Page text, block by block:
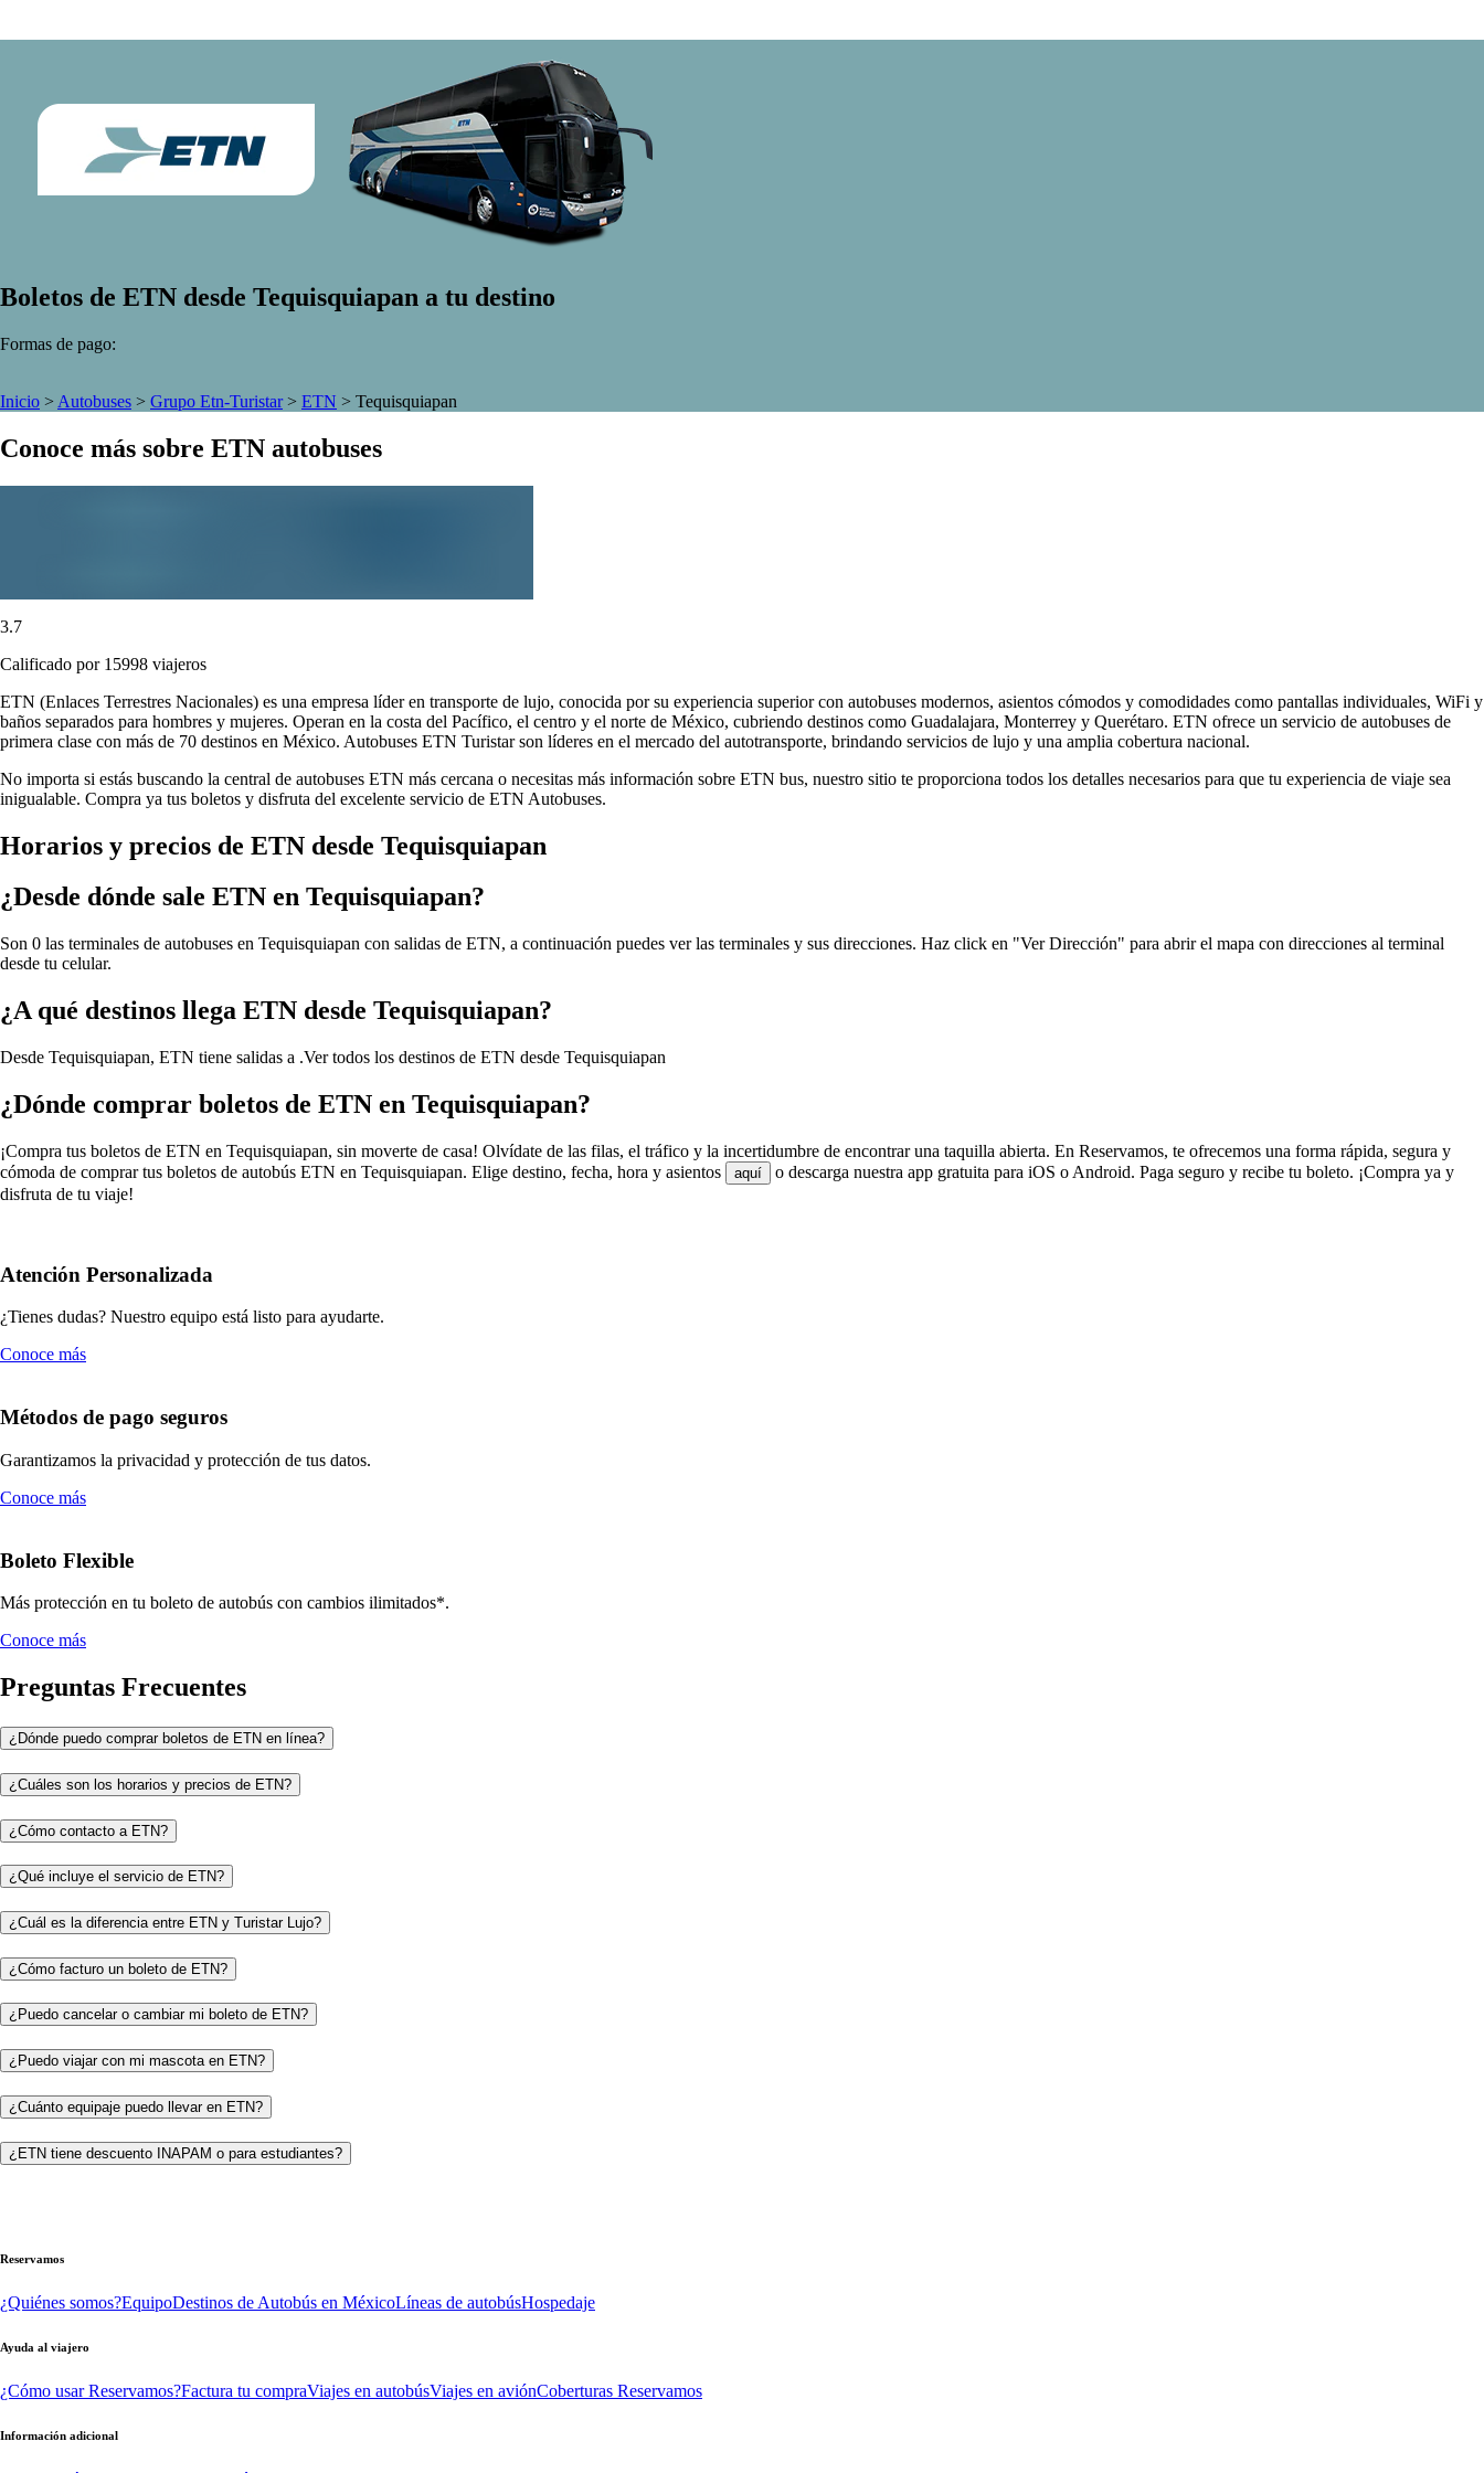
Boletos de ETN desde Tequisquiapan a tu destino
Formas de pago:
Inicio > Autobuses > Grupo Etn-Turistar> ETN > Tequisquiapan
Conoce más sobre ETN autobuses
3.7
Calificado por 15998 viajeros
ETN (Enlaces Terrestres Nacionales) es una empresa líder en transporte de lujo, conocida por su experiencia superior con autobuses modernos, asientos cómodos y comodidades como pantallas individuales, WiFi y
baños separados para hombres y mujeres. Operan en la costa del Pacífico, el centro y el norte de México, cubriendo destinos como Guadalajara, Monterrey y Querétaro. ETN ofrece un servicio de autobuses de
primera clase con más de 70 destinos en México. Autobuses ETN Turistar son líderes en el mercado del autotransporte, brindando servicios de lujo y una amplia cobertura nacional.
No importa si estás buscando la central de autobuses ETN más cercana o necesitas más información sobre ETN bus, nuestro sitio te proporciona todos los detalles necesarios para que tu experiencia de viaje sea
inigualable. Compra ya tus boletos y disfruta del excelente servicio de ETN Autobuses.
Horarios y precios de ETN desde Tequisquiapan
¿Desde dónde sale ETN en Tequisquiapan?
Son 0 las terminales de autobuses en Tequisquiapan con salidas de ETN, a continuación puedes ver las terminales y sus direcciones. Haz click en "Ver Dirección" para abrir el mapa con direcciones al terminal
desde tu celular.
¿A qué destinos llega ETN desde Tequisquiapan?
Desde Tequisquiapan, ETN tiene salidas a .Ver todos los destinos de ETN desde Tequisquiapan
¿Dónde comprar boletos de ETN en Tequisquiapan?
¡Compra tus boletos de ETN en Tequisquiapan, sin moverte de casa! Olvídate de las filas, el tráfico y la incertidumbre de encontrar una taquilla abierta. En Reservamos, te ofrecemos una forma rápida, segura y
cómoda de comprar tus boletos de autobús ETN en Tequisquiapan. Elige destino, fecha, hora y asientos
aquí
o descarga nuestra app gratuita para iOS o Android. Paga seguro y recibe tu boleto. ¡Compra ya y
disfruta de tu viaje!
Atención Personalizada
¿Tienes dudas? Nuestro equipo está listo para ayudarte.
Conoce más
Métodos de pago seguros
Garantizamos la privacidad y protección de tus datos.
Conoce más
Boleto Flexible
Más protección en tu boleto de autobús con cambios ilimitados*.
Conoce más
Preguntas Frecuentes
¿Dónde puedo comprar boletos de ETN en línea?
¿Cuáles son los horarios y precios de ETN?
¿Cómo contacto a ETN?
¿Qué incluye el servicio de ETN?
¿Cuál es la diferencia entre ETN y Turistar Lujo?
¿Cómo facturo un boleto de ETN?
¿Puedo cancelar o cambiar mi boleto de ETN?
¿Puedo viajar con mi mascota en ETN?
¿Cuánto equipaje puedo llevar en ETN?
¿ETN tiene descuento INAPAM o para estudiantes?
Reservamos
¿Quiénes somos?EquipoDestinos de Autobús en MéxicoLíneas de autobúsHospedaje
Ayuda al viajero
¿Cómo usar Reservamos?Factura tu compraViajes en autobúsViajes en aviónCoberturas Reservamos
Información adicional